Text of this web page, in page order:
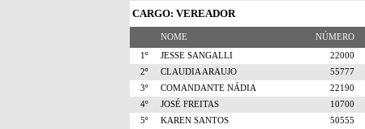
CARGO: VEREADOR
NOME NÚMERO
1º JESSE SANGALLI 22000
2º
CLAUDIA ARAUJO 55777
3º
COMANDANTE NÁDIA 22190
4º
JOSÉ FREITAS 10700
5º
KAREN SANTOS 50555